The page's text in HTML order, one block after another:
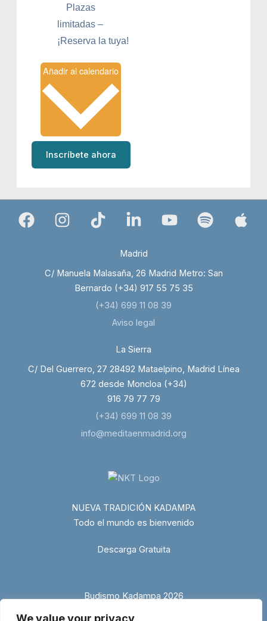
We value your privacy
Plazas
limitadas –
¡Reserva la tuya!
Inscríbete ahora
Madrid
C/ Manuela Malasaña, 26 Madrid Metro: San
Bernardo (+34) 917 55 75 35
(+34) 699 11 08 39
Aviso legal
La Sierra
C/ Del Guerrero, 27 28492 Mataelpino, Madrid Línea
672 desde Moncloa (+34)
916 79 77 79
(+34) 699 11 08 39
info@meditaenmadrid.org
NUEVA TRADICIÓN KADAMPA
Todo el mundo es bienvenido
Descarga Gratuita
Budismo Kadampa 2026